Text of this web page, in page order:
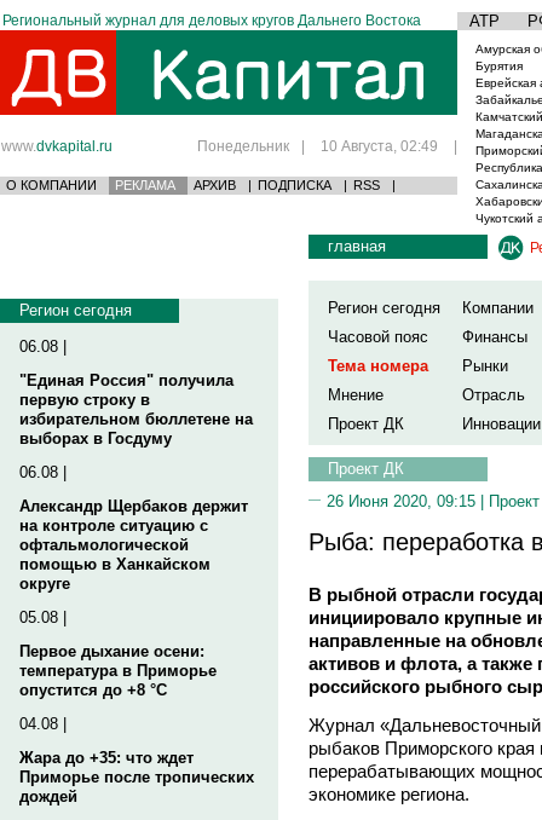
Региональный журнал для деловых кругов Дальнего Востока АТР
www.dvkapital.ru Понедельник | 10 Августа, 02:49 |
О КОМПАНИИ РЕКЛАМА АРХИВ | ПОДПИСКА | RSS |
Амурская
Бурятия
Еврейская
Чукотский
Регион сегодня
06.08 |
"Единая Россия" получила
первую строку в
избирательном бюллетене на
выборах в Госдуму
06.08 |
Александр Щербаков держит
на контроле ситуацию с
офтальмологической
помощью в Ханкайском
округе
05.08 |
Первое дыхание осени:
температура в Приморье
опустится до +8 °C
04.08 |
Жара до +35: что ждет
Приморье после тропических
дождей
главная
Регион сегодня
Компании
Часовой пояс
Финансы
Тема номера
Рынки
Мнение
Отрасль
Проект ДК
Инновации
Проект ДК
26 Июня 2020, 09:15 |
Рыба: переработка
В рыбной отрасли
инициировало крупные
направленные на
активов и флота, а также
российского рыбного
Журнал «Дальневосточный
рыбаков Приморского края
перерабатывающих
экономике региона.